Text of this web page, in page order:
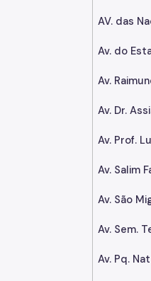
AV. das
Av. do
Av.
Av. Dr.
Av. Prof.
Av. Salim
Av. São
Av. Sem.
Av. Pq.